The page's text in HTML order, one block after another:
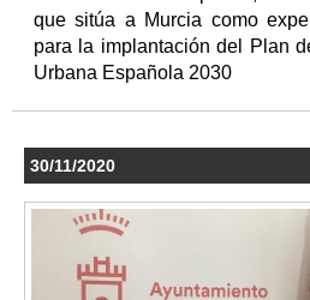
que sitúa a Murcia como
para la implantación del Plan
Urbana Española 2030
30/11/2020